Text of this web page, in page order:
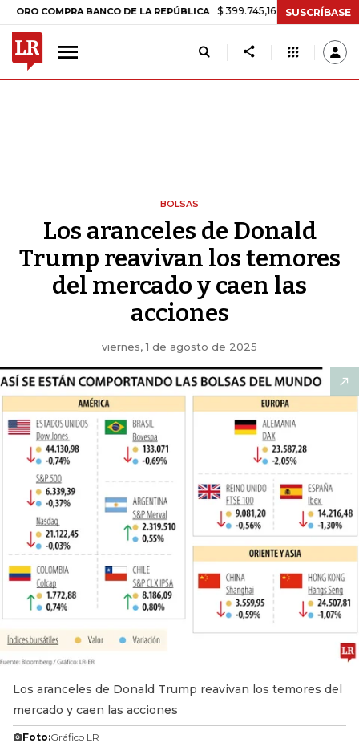
BANCO DE LA REPÚBLICA $ 399.745,16 +$ 2.295,71 +0,58%
SUSCRÍBASE
BOLSAS
Los aranceles de Donald
Trump reavivan los temores
del mercado y caen las
acciones
viernes, 1 de agosto de 2025
Los aranceles de Donald Trump reavivan los temores del
mercado y caen las acciones
Foto:Gráfico LR